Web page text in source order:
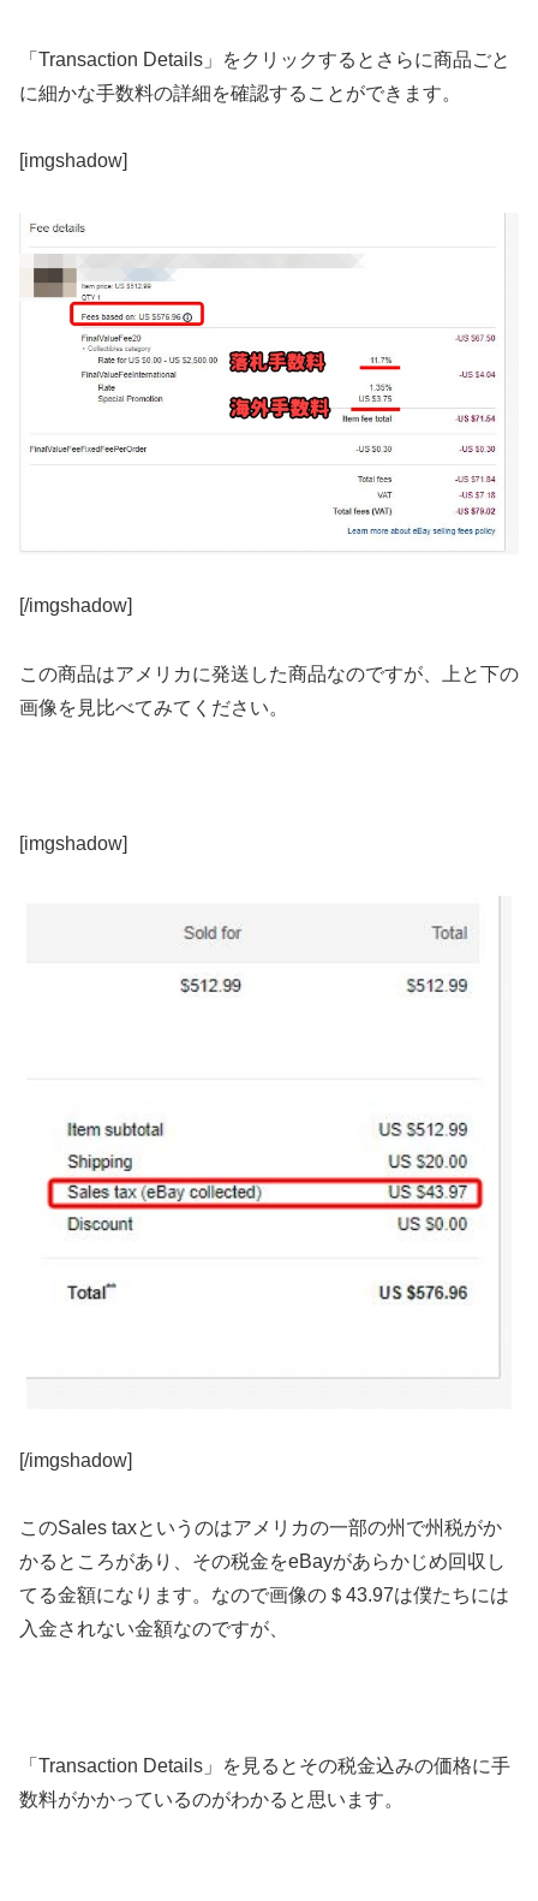
「 Transaction Details 」をクリックするとさらに商品ごと
に細かな手数料の詳細を確認することができます。
[imgshadow]
[/imgshadow]
この商品はアメリカに発送した商品なのですが、上と下の
画像を見比べてみてください。
[imgshadow]
[/imgshadow]
このSales taxというのはアメリカの一部の州で州税がか
かるところがあり、その税金をeBayがあらかじめ回収し
てる金額になります。なので画像の＄43.97は僕たちには
入金されない金額なのですが、
「 Transaction Details 」を見るとその税金込みの価格に手
数料がかかっているのがわかると思います。